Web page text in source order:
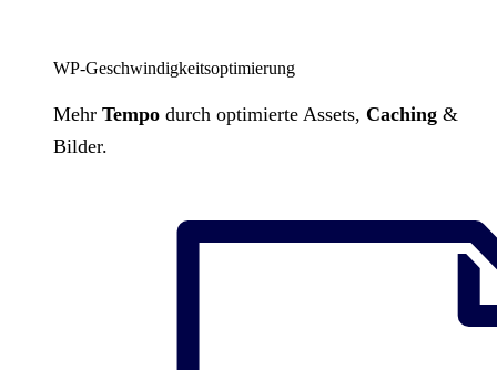
WP-Geschwindigkeitsoptimierung
Mehr Tempo durch optimierte Assets, Caching &
Bilder.